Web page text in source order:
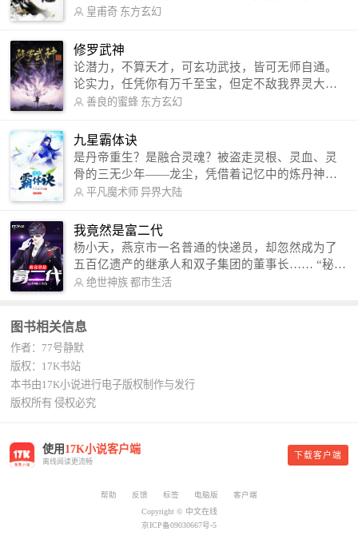
倒，扶大厦之将倾，成就了一段无上的传说！ 微信
微博：皇甫奇（地址：http://weibo.com/u/25284575
87） QQ交流群：320238210【普通群】 574501330
【VIP订阅群】 欢迎大家关注。
皇甫奇 东方玄幻
修罗武神
论潜力，不算天才，可玄功武技，皆可无师自通。
论实力，任凭你有万千至宝，但定不敌我界灵大
军。 我是谁？天下众生视我为修罗，却不知，我以
信公众号：善良的蜜蜂后援会）
善良的蜜蜂 东方玄幻
九星霸体诀
是丹帝重生？是融合灵魂？被盗走灵根、灵血、灵
骨的三无少年——龙尘，凭借着记忆中的炼丹神
术，修行神秘功法九星霸体诀，拨开重重迷雾，解
勾搭各色美女，镇压恶鬼邪神。 江湖传闻：龙
尘一到，地吼天啸。龙尘一出，鬼泣神哭。 本
故事纯属虚构，如有雷同，那就是真事儿，想要对
号入座，抓紧时间进群：487963015 微信公众号：
平凡魔术师,或者搜索：pingfanmoshushi1982,公众
平凡魔术师 异界大陆
我竟然是富二代
杨小天，燕京市一名普通的快递员，却忽然成为了
五百亿遗产的继承人和双子集团的董事长…… “秘
书，给我定制一套百亿富翁的吃喝住行标准！” “好
呢？” “回杨总，开车太堵，已经给你安排了直升
机。” 从此，开启杨小天的百亿富翁之旅，只有他不
敢想的，没有秘书办不到的。
绝世神族 都市生活
图书相关信息
作者：77号静默
版权：17K书站
本书由17K小说进行电子版权制作与发行
版权所有 侵权必究
使用 17K小说客户端
离线阅读更流畅
下载客户端
帮助 反馈 标签 电脑版
客户端
Copyright © 中文在线
京ICP备09030667号-5